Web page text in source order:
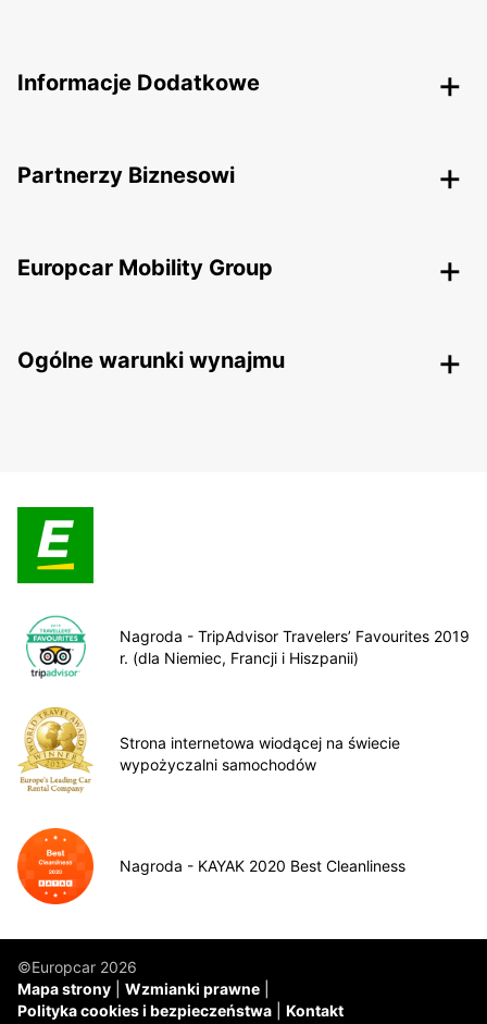
Informacje Dodatkowe
Partnerzy Biznesowi
Europcar Mobility Group
Ogólne warunki wynajmu
Nagroda - TripAdvisor Travelers’ Favourites 2019
r. (dla Niemiec, Francji i Hiszpanii)
Strona internetowa wiodącej na świecie
wypożyczalni samochodów
Nagroda - KAYAK 2020 Best Cleanliness
©Europcar 2026
Mapa strony
Wzmianki prawne
Polityka cookies i bezpieczeństwa
Kontakt